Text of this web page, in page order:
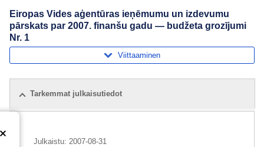
Eiropas Vides aģentūras ieņēmumu un izdevumu
pārskats par 2007. finanšu gadu — budžeta grozījumi
Nr. 1
Viittaaminen
Tarkemmat julkaisutiedot
Julkaistu: 2007-08-31